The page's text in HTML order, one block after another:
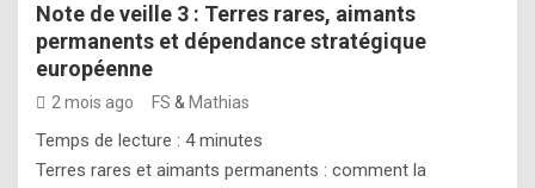
Note de veille 3 : Terres rares, aimants
permanents et dépendance stratégique
européenne
2 mois ago FS & Mathias
Temps de lecture : 4 minutes
Terres rares et aimants permanents : comment la